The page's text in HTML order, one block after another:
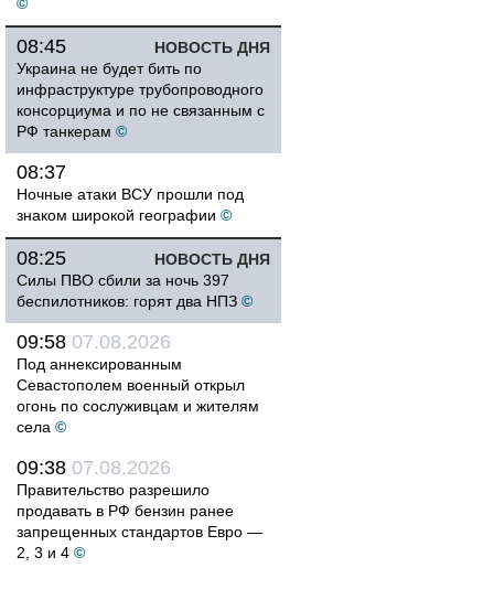
НОВОСТЬ ДНЯ
08:45
Украина не будет бить по
инфраструктуре трубопроводного
консорциума и по не связанным с
РФ танкерам ©
08:37
Ночные атаки ВСУ прошли под
знаком широкой географии ©
НОВОСТЬ ДНЯ
08:25
Силы ПВО сбили за ночь 397
беспилотников: горят два НПЗ ©
09:58 07.08.2026
Под аннексированным
Севастополем военный открыл
огонь по сослуживцам и жителям
села ©
09:38 07.08.2026
Правительство разрешило
продавать в РФ бензин ранее
запрещенных стандартов Евро —
2, 3 и 4 ©